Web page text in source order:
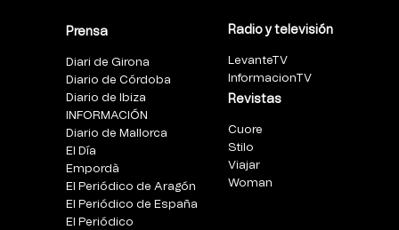
Prensa
Diari de Girona
Diario de Córdoba
Diario de Ibiza
INFORMACIÓN
Diario de Mallorca
El Día
Empordà
El Periódico de Aragón
El Periódico de España
El Periódico
Radio y televisión
LevanteTV
InformacionTV
Revistas
Cuore
Stilo
Viajar
Woman